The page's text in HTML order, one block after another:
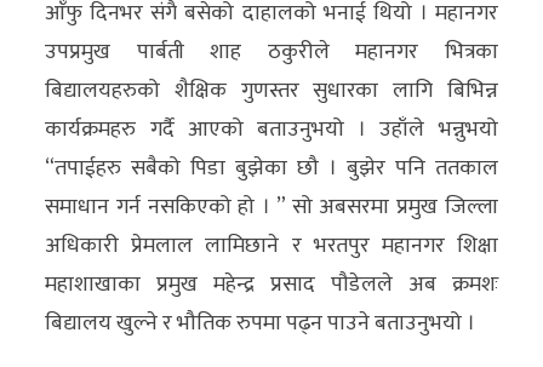
आँफु दिनभर संगै बसेको दाहालको भनाई थियो । महानगर
उपप्रमुख पार्बती शाह ठकुरीले महानगर भित्रका
बिद्यालयहरुको शैक्षिक गुणस्तर सुधारका लागि बिभिन्न
कार्यक्रमहरु गर्दै आएको बताउनुभयो । उहाँले भन्नुभयो
“तपाईहरु सबैको पिडा बुझेका छौ । बुझेर पनि ततकाल
समाधान गर्न नसकिएको हो । ” सो अबसरमा प्रमुख जिल्ला
अधिकारी प्रेमलाल लामिछाने र भरतपुर महानगर शिक्षा
महाशाखाका प्रमुख महेन्द्र प्रसाद पौडेलले अब क्रमशः
बिद्यालय खुल्ने र भौतिक रुपमा पढ्न पाउने बताउनुभयो ।